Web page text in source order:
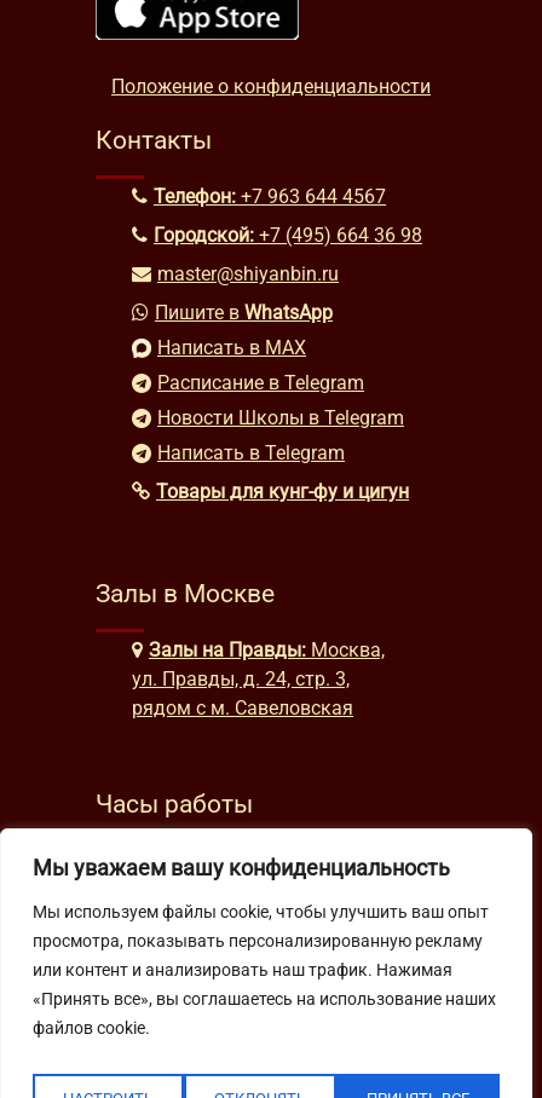
Мы уважаем вашу конфиденциальность
Мы используем файлы cookie, чтобы улучшить ваш опыт
просмотра, показывать персонализированную рекламу
или контент и анализировать наш трафик. Нажимая
«Принять все», вы соглашаетесь на использование наших
файлов cookie.
Положение о конфиденциальности
Контакты
Телефон: +7 963 644 4567
Городской: +7 (495) 664 36 98
master@shiyanbin.ru
Пишите в WhatsApp
Написать в MAX
Расписание в Telegram
Новости Школы в Telegram
Написать в Telegram
Товары для кунг-фу и цигун
Залы в Москве
Залы на Правды: Москва,
ул. Правды, д. 24, стр. 3,
рядом с м. Савеловская
Часы работы
будни: с 9:00 до 22:00
Подпишитесь на нашу рассылку